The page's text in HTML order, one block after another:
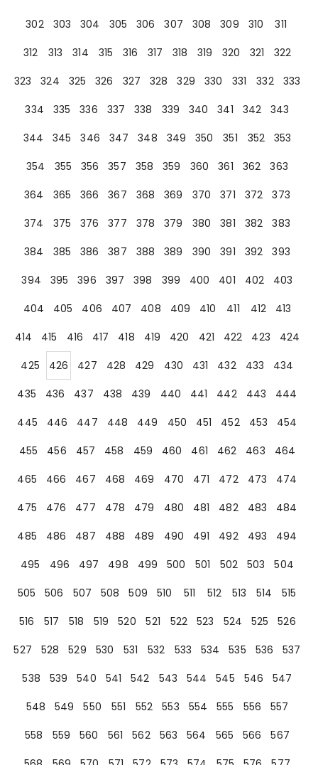
302
303 304 305 306 307 308 309 310
311
312
313 314 315 316 317 318 319 320 321
322
323
324 325 326 327 328 329 330 331 332
333
334
335 336 337 338 339 340 341 342
343
344
345 346 347 348 349 350 351 352
353
354
355 356 357 358 359 360 361 362
363
364
365 366 367 368 369 370 371 372
373
374
375 376 377 378 379 380 381 382
383
384
385 386 387 388 389 390 391 392
393
394
395 396 397 398 399 400 401 402
403
404
405 406 407 408 409 410 411 412
413
414
415 416 417 418 419 420 421 422 423
424
425
426 427 428 429 430 431 432 433
434
435
436 437 438 439 440 441 442 443
444
445
446 447 448 449 450 451 452 453
454
455
456 457 458 459 460 461 462 463
464
465
466 467 468 469 470 471 472 473
474
475
476 477 478 479 480 481 482 483
484
485
486 487 488 489 490 491 492 493
494
495
496 497 498 499 500 501 502 503
504
505
506 507 508 509 510 511 512 513 514
515
516
517 518 519 520 521 522 523 524 525
526
527
528 529 530 531 532 533 534 535 536
537
538
539 540 541 542 543 544 545 546
547
548
549 550 551 552 553 554 555 556
557
558
559 560 561 562 563 564 565 566
567